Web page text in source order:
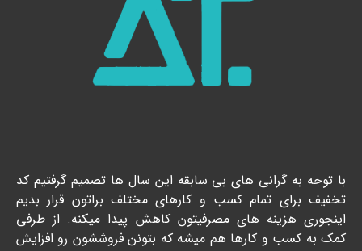
با توجه به گرانی های بی سابقه این سال ها تصمیم گرفتیم کد
تخفیف برای تمام کسب و کارهای مختلف براتون قرار بدیم
اینجوری هزینه های مصرفیتون کاهش پیدا میکنه. از طرفی
کمک به کسب و کارها هم میشه که بتونن فروششون رو افزایش